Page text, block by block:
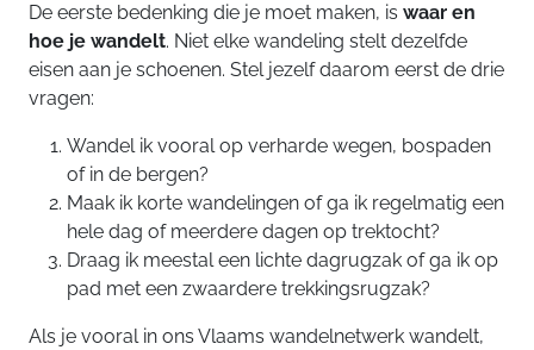
De eerste bedenking die je moet maken, is waar en
hoe je wandelt. Niet elke wandeling stelt dezelfde
eisen aan je schoenen. Stel jezelf daarom eerst de drie
vragen:
Wandel ik vooral op verharde wegen, bospaden
of in de bergen?
Maak ik korte wandelingen of ga ik regelmatig een
hele dag of meerdere dagen op trektocht?
Draag ik meestal een lichte dagrugzak of ga ik op
pad met een zwaardere trekkingsrugzak?
Als je vooral in ons Vlaams wandelnetwerk wandelt,